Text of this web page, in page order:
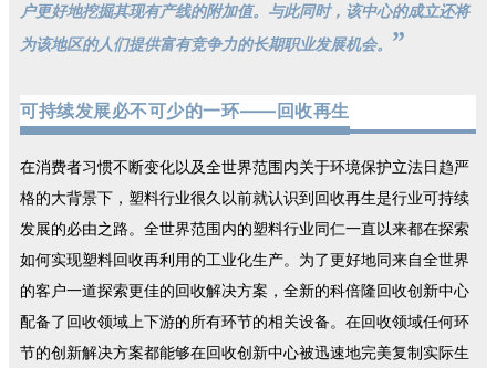
户更好地挖掘其现有产线的附加值。与此同时，该中心的成立还将
为该地区的人们提供富有竞争力的长期职业发展机会。 ”
可持续发展必不可少的一环——回收再生
在消费者习惯不断变化以及全世界范围内关于环境保护立法日趋严
格的大背景下，塑料行业很久以前就认识到回收再生是行业可持续
发展的必由之路。 全世界范围内的塑料行业同仁一直以来都在探索
如何实现塑料回收再利用的工业化生产。 为了更好地同来自全世界
的客户一道探索更佳的回收解决方案，全新的科倍隆回收创新中心
配备了回收领域上下游的所有环节的相关设备。 在回收领域任何环
节的创新解决方案都能够在回收创新中心被迅速地完美复制实际生